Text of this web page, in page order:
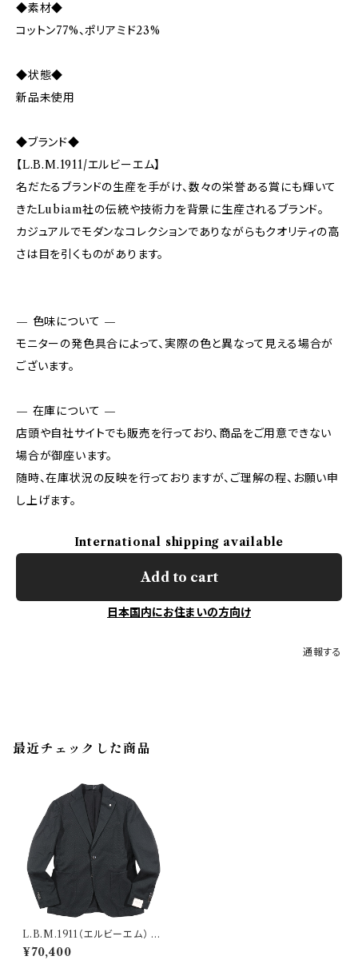
◆素材◆
コットン77%、ポリアミド23%
◆状態◆
新品未使用
◆ブランド◆
【L.B.M.1911/エルビーエム】
名だたるブランドの生産を手がけ、数々の栄誉ある賞にも輝いて
きたLubiam社の伝統や技術力を背景に生産されるブランド。
カジュアルでモダンなコレクションでありながらもクオリティの高
さは目を引くものがあります。
— 色味について —
モニターの発色具合によって、実際の色と異なって見える場合が
ございます。
— 在庫について —
店頭や自社サイトでも販売を行っており、商品をご用意できない
場合が御座います。
随時、在庫状況の反映を行っておりますが、ご理解の程、お願い申
し上げます。
International shipping available
Add to cart
日本国内にお住まいの方向け
通報する
最近チェックした商品
L.B.M.1911（エルビーエム） ジ
ャケット 2857 34915
¥70,400